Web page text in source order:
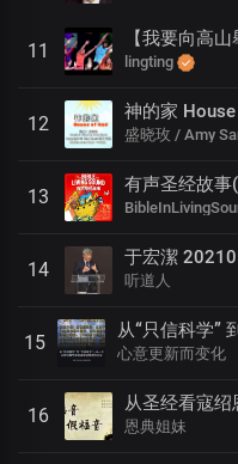
11 lingting
12 盛晓玫 / Amy
13
14 听道人
15 心意更新而变化
16
从圣经看寇
恩典姐妹